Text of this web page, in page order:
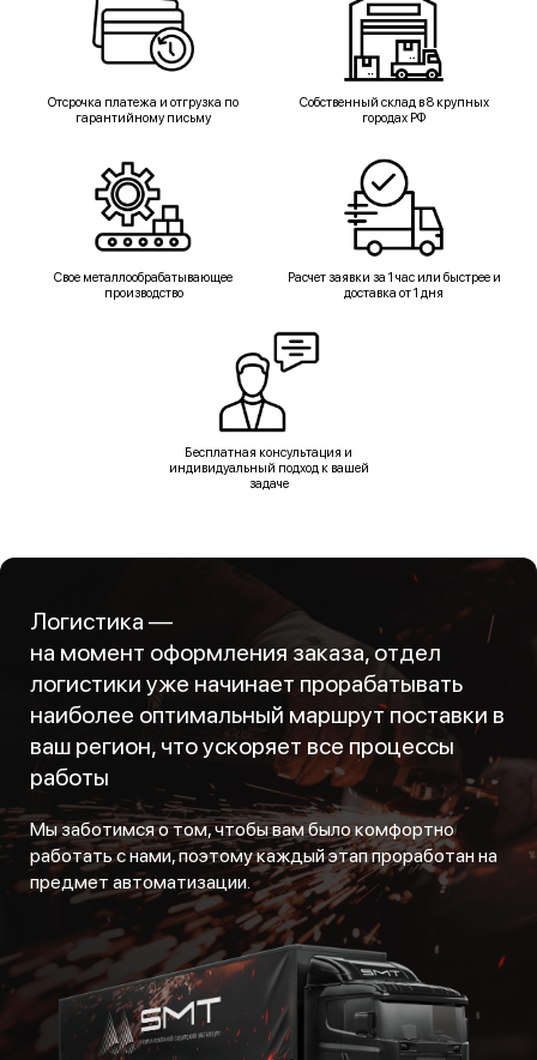
Отсрочка платежа и отгрузка по
гарантийному письму
Собственный склад в 8 крупных
городах РФ
Свое металлообрабатывающее
производство
Расчет заявки за 1 час или быстрее и
доставка от 1 дня
Бесплатная консультация и
индивидуальный подход к вашей
задаче
Логистика —
на момент оформления заказа, отдел
логистики уже начинает прорабатывать
наиболее оптимальный маршрут поставки в
ваш регион, что ускоряет все процессы
работы
Мы заботимся о том, чтобы вам было комфортно
работать с нами, поэтому каждый этап проработан на
предмет автоматизации.